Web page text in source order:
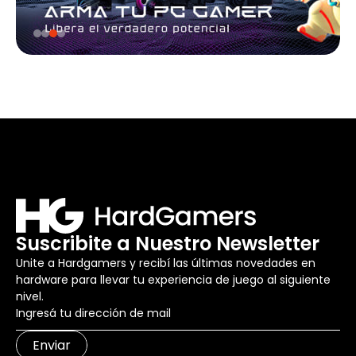
Suscribite a Nuestro Newsletter
Unite a Hardgamers y recibí las últimas novedades en
hardware para llevar tu experiencia de juego al siguiente
nivel.
Enviar